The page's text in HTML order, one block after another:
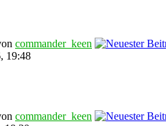
commander_keen
19:48
commander_keen